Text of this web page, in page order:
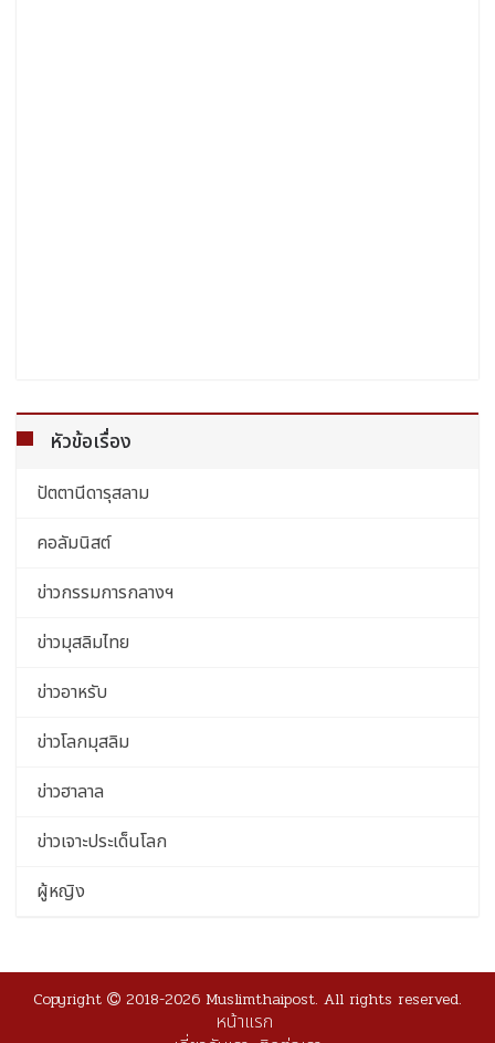
หัวข้อเรื่อง
ปัตตานีดารุสลาม
คอลัมนิสต์
ข่าวกรรมการกลางฯ
ข่าวมุสลิมไทย
ข่าวอาหรับ
ข่าวโลกมุสลิม
ข่าวฮาลาล
ข่าวเจาะประเด็นโลก
ผู้หญิง